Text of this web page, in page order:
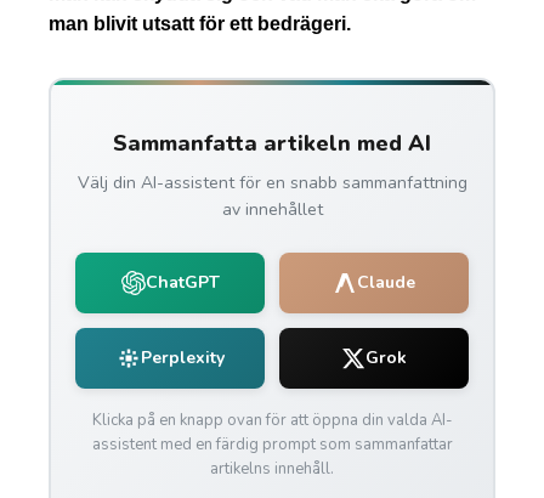
man blivit utsatt för ett bedrägeri.
Sammanfatta artikeln med AI
Välj din AI-assistent för en snabb sammanfattning
av innehållet
ChatGPT Claude
Perplexity Grok
Klicka på en knapp ovan för att öppna din valda AI-
assistent med en färdig prompt som sammanfattar
artikelns innehåll.